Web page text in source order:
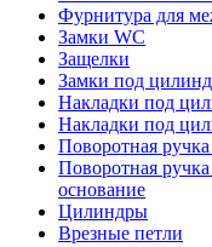
Фурнитура для
Замки WC
Защелки
Замки под
Накладки под
Накладки под
Поворотная
Поворотная
основание
Цилиндры
Врезные петли